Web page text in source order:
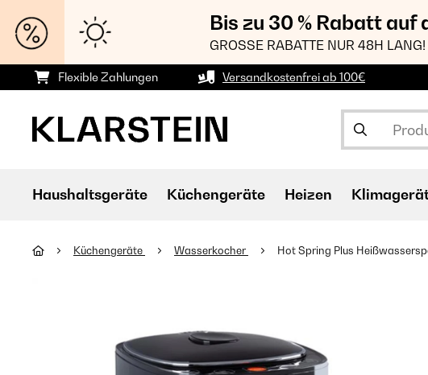
Bis zu 30 % Rabatt
GROSSE RABATTE NUR 48H LANG!
Flexible Zahlungen Versandkostenfrei ab 100€
Haushaltsgeräte Küchengeräte Heizen
Küchengeräte Wasserkocher Hot Spring Plus